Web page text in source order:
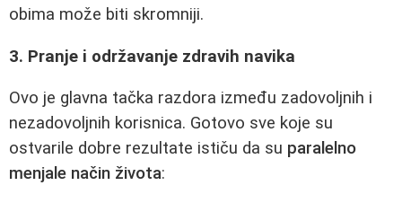
obima može biti skromniji.
3. Pranje i održavanje zdravih navika
Ovo je glavna tačka razdora između zadovoljnih i
nezadovoljnih korisnica. Gotovo sve koje su
ostvarile dobre rezultate ističu da su paralelno
menjale način života: